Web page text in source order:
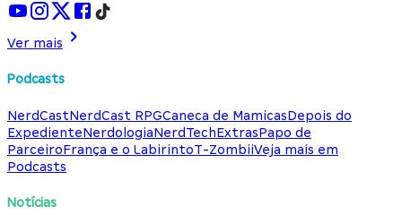
Ver mais
Podcasts
NerdCastNerdCast RPGCaneca de MamicasDepois do
ExpedienteNerdologiaNerdTechExtrasPapo de
ParceiroFrança e o LabirintoT-ZombiiVeja mais em
Podcasts
Notícias